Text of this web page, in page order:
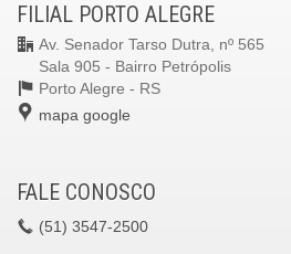
FILIAL PORTO ALEGRE
Av. Senador Tarso Dutra, nº 565
Sala 905 - Bairro Petrópolis
Porto Alegre - RS
mapa google
FALE CONOSCO
(51) 3547-2500